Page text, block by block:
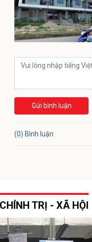
Gửi bình luận
(0) Bình luận
TRỊ - XÃ HỘI